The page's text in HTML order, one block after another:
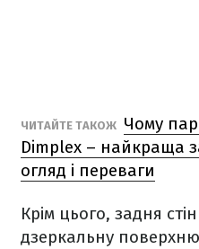
ЧИТАЙТЕ ТАКОЖ Чому
Dimplex – найкраща
огляд і переваги
Крім цього, задня
дзеркальну